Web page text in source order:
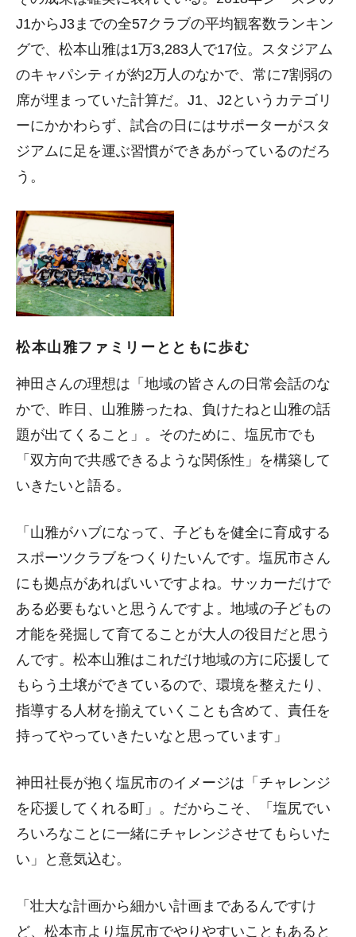
J1からJ3までの全57クラブの平均観客数ランキン
グで、松本山雅は1万3,283人で17位。スタジアム
のキャパシティが約2万人のなかで、常に7割弱の
席が埋まっていた計算だ。J1、J2というカテゴリ
ーにかかわらず、試合の日にはサポーターがスタ
ジアムに足を運ぶ習慣ができあがっているのだろ
う。
松本山雅ファミリーとともに歩む
神田さんの理想は「地域の皆さんの日常会話のな
かで、昨日、山雅勝ったね、負けたねと山雅の話
題が出てくること」。そのために、塩尻市でも
「双方向で共感できるような関係性」を構築して
いきたいと語る。
「山雅がハブになって、子どもを健全に育成する
スポーツクラブをつくりたいんです。塩尻市さん
にも拠点があればいいですよね。サッカーだけで
ある必要もないと思うんですよ。地域の子どもの
才能を発掘して育てることが大人の役目だと思う
んです。松本山雅はこれだけ地域の方に応援して
もらう土壌ができているので、環境を整えたり、
指導する人材を揃えていくことも含めて、責任を
持ってやっていきたいなと思っています」
神田社長が抱く塩尻市のイメージは「チャレンジ
を応援してくれる町」。だからこそ、「塩尻でい
ろいろなことに一緒にチャレンジさせてもらいた
い」と意気込む。
「壮大な計画から細かい計画まであるんですけ
ど、松本市より塩尻市でやりやすいこともあると